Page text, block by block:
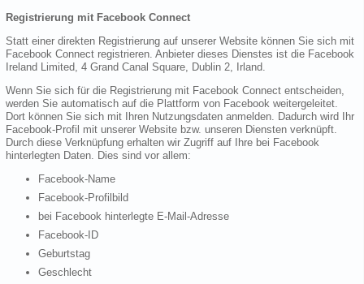
Registrierung mit Facebook Connect
Statt einer direkten Registrierung auf unserer Website können Sie sich mit
Facebook Connect registrieren. Anbieter dieses Dienstes ist die Facebook
Ireland Limited, 4 Grand Canal Square, Dublin 2, Irland.
Wenn Sie sich für die Registrierung mit Facebook Connect entscheiden,
werden Sie automatisch auf die Plattform von Facebook weitergeleitet.
Dort können Sie sich mit Ihren Nutzungsdaten anmelden. Dadurch wird Ihr
Facebook-Profil mit unserer Website bzw. unseren Diensten verknüpft.
Durch diese Verknüpfung erhalten wir Zugriff auf Ihre bei Facebook
hinterlegten Daten. Dies sind vor allem:
Facebook-Name
Facebook-Profilbild
bei Facebook hinterlegte E-Mail-Adresse
Facebook-ID
Geburtstag
Geschlecht